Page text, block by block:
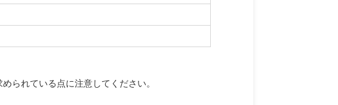
られている点に注意してください。